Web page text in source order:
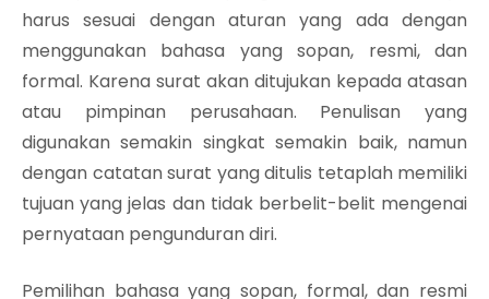
harus sesuai dengan aturan yang ada dengan
menggunakan bahasa yang sopan, resmi, dan
formal. Karena surat akan ditujukan kepada atasan
atau pimpinan perusahaan. Penulisan yang
digunakan semakin singkat semakin baik, namun
dengan catatan surat yang ditulis tetaplah memiliki
tujuan yang jelas dan tidak berbelit-belit mengenai
pernyataan pengunduran diri.
Pemilihan bahasa yang sopan, formal, dan resmi